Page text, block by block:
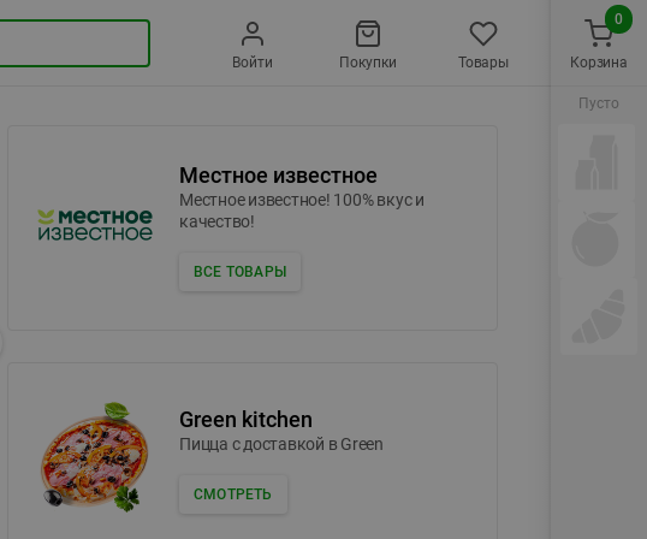
Войти Покупки Товары
Местное известное
Местное известное! 100% вкус и
качество!
ВСЕ ТОВАРЫ
Green kitchen
Пицца c доставкой в Green
СМОТРЕТЬ
Корзина
0
Пусто